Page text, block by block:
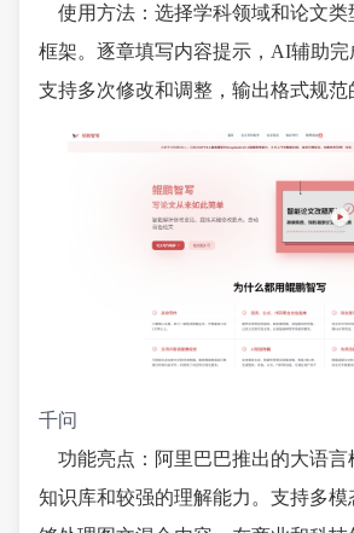
使用方法：选择学科领域和论文类
框架。逐章填写内容提示，AI辅助完
支持多次修改和调整，输出格式规范
千问
功能亮点：阿里巴巴推出的大语言
知识库和较强的理解能力。支持多